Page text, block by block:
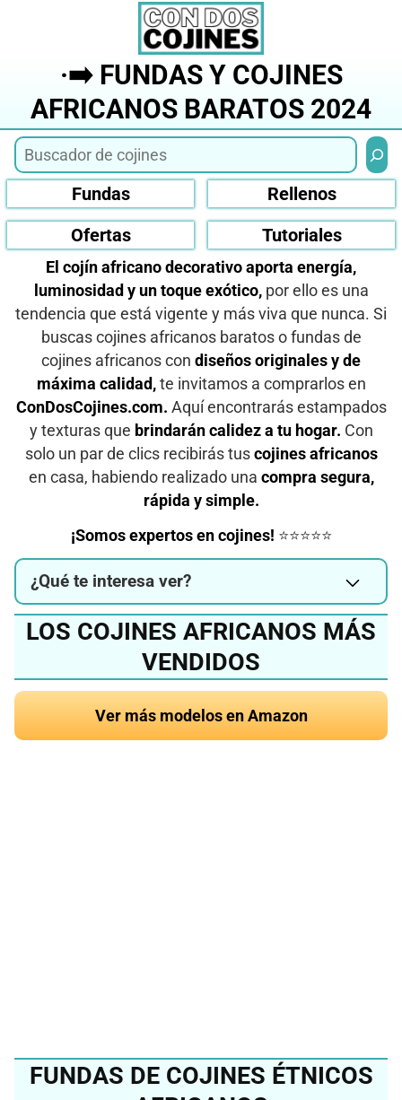
·➡️ FUNDAS Y COJINES
AFRICANOS BARATOS 2024
Fundas
Rellenos
Ofertas
Tutoriales
El cojín africano decorativo aporta energía,
luminosidad y un toque exótico,por ello es una
tendencia que está vigente y más viva que nunca. Si
buscas cojines africanos baratos o fundas de
cojines africanos con diseños originales y de
máxima calidad,te invitamos a comprarlos en
ConDosCojines.com. Aquí encontrarás estampados
y texturas que brindarán calidez a tu hogar. Con
solo un par de clics recibirás tus cojines africanos
en casa, habiendo realizado una compra segura,
rápida y simple.
¡Somos expertos en cojines! ⭐⭐⭐⭐⭐
¿Qué te interesa ver?
LOS COJINES AFRICANOS MÁS
VENDIDOS
Ver más modelos en Amazon
FUNDAS DE COJINES ÉTNICOS